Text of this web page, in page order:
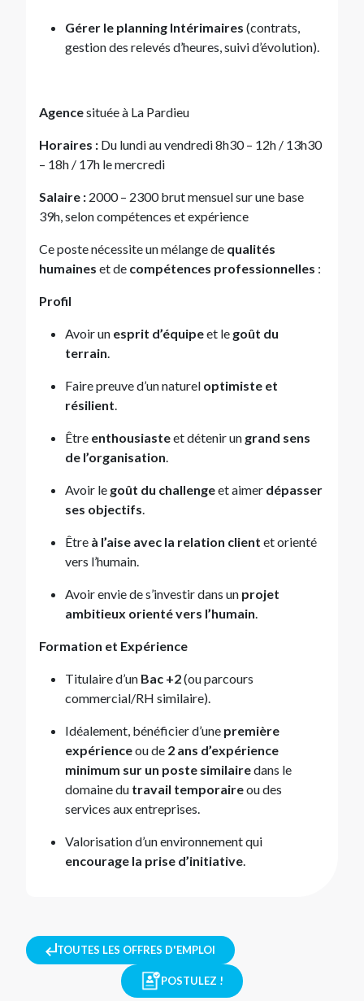
Gérer le planning Intérimaires (contrats,
gestion des relevés d’heures, suivi d’évolution).
Agencesituée à La Pardieu
Horaires : Du lundi au vendredi 8h30 – 12h / 13h30
– 18h / 17h le mercredi
Salaire : 2000 – 2300 brut mensuel sur une base
39h, selon compétences et expérience
Ce poste nécessite un mélange de qualités
humaines et de compétences professionnelles :
Profil
Avoir un esprit d’équipeet le goût du
terrain
Faire preuve d’un naturel optimiste et
résilient
Être enthousiasteet détenir un grand sens
de l’organisation
Avoir le goût du challengeet aimer dépasser
ses objectifs
Être à l’aise avec la relation client et orienté
vers l’humain.
Avoir envie de s’investir dans un projet
ambitieux orienté vers l’humain
Formation et Expérience
Titulaire d’un Bac +2(ou parcours
commercial/RH similaire).
Idéalement, bénéficier d’une première
expérienceou de 2 ans d’expérience
minimum sur un poste similairedans le
domaine du travail temporaireou des
services aux entreprises.
Valorisation d’un environnement qui
encourage la prise d’initiative
TOUTES LES OFFRES D'EMPLOI
POSTULEZ !